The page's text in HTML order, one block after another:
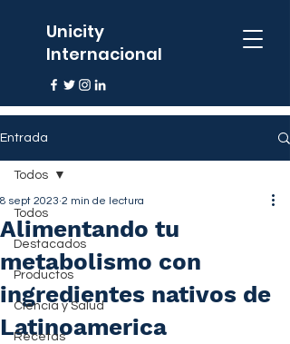
Unicity
Internacional
Entrada
Todos
Destacados
Productos
Ciencia y Salud
Recetas
Todos
Alimentando tu
metabolismo con
ingredientes nativos de
Latinoamerica
8 sept 2023 2 min de lectura